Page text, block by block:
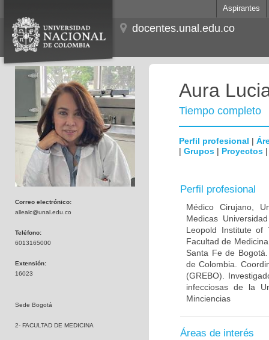
Aspirantes
docentes.unal.edu.co
Correo electrónico:
allealc@unal.edu.co
Teléfono:
6013165000
Extensión:
16023
Sede Bogotá
2- FACULTAD DE MEDICINA
Aura
Tiempo completo
Perfil profesional |
| Grupos | Proyectos
Perfil profesional
Médico Cirujano,
Medicas
Leopold Institute of
Facultad de
Santa Fe de
de Colombia.
(GREBO).
infecciosas de la
Minciencias
Áreas de interés